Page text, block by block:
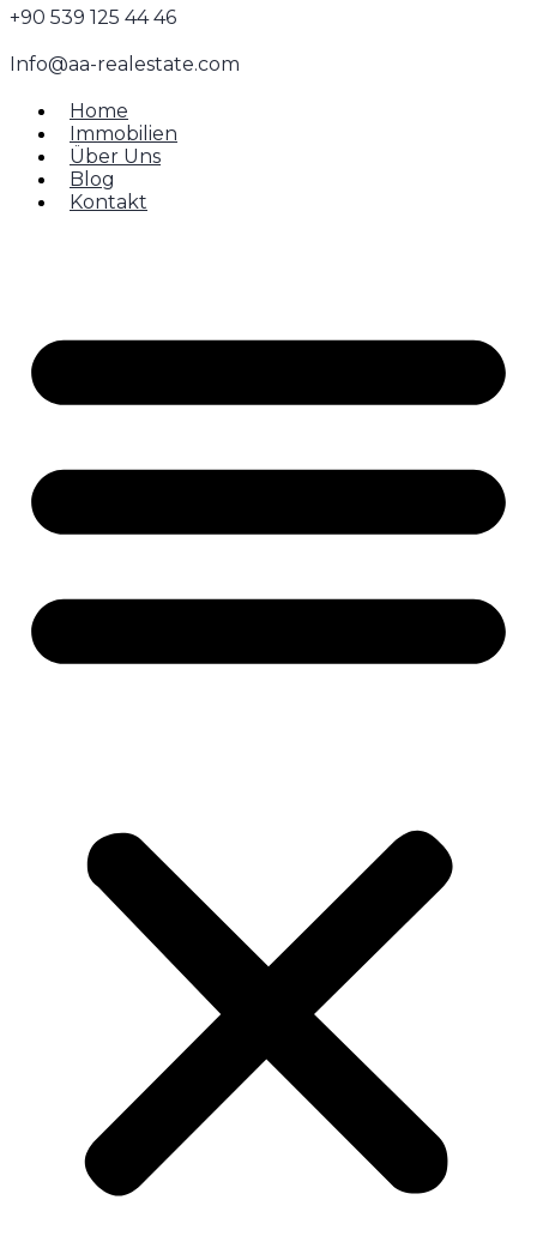
+90 539 125 44 46
Info@aa-realestate.com
Home
Immobilien
Über Uns
Blog
Kontakt